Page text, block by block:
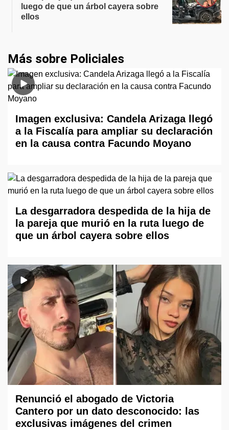
luego de que un árbol cayera sobre
ellos
Más sobre Policiales
Imagen exclusiva: Candela Arizaga llegó
a la Fiscalía para ampliar su declaración
en la causa contra Facundo Moyano
La desgarradora despedida de la hija de
la pareja que murió en la ruta luego de
que un árbol cayera sobre ellos
Renunció el abogado de Victoria
Cantero por un dato desconocido: las
exclusivas imágenes del crimen